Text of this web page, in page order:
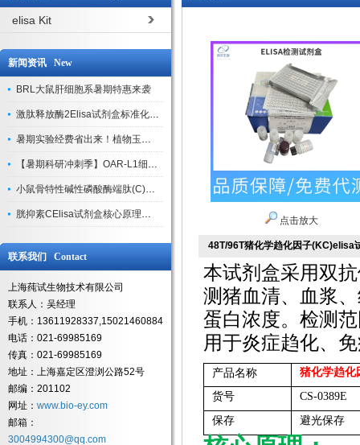
elisa Kit
新闻资讯 New
BRL大鼠肝细胞系暑期特惠来袭
激肽释放酶2Elisa试剂盒标准化实验操作与质控体系解析
暑期实验经费省出来！植物玉米索核苷（ZR ）elisa酶联免疫试剂盒
【暑期科研冲刺季】OAR-L1细胞专用培养基特惠，助力实验高效突破
小鼠骨特性碱性磷酸酶端肽(C)elisa试剂盒大促，骨科研人速囤
胱抑素CElisa试剂盒核心原理、产品特性与全流程操作规范详解
联系我们 Contact
上海莼试生物技术有限公司
联系人：吴经理
手机：13611928337,15021460884
电话：021-69985169
传真：021-69985169
地址：上海嘉定区澄浏公路52号
邮编：201102
网址： www.bio-ey.com
邮箱：
3004994300@qq.com
点击放大
48T/96T猪化学趋化因子(KC)elisa
本试剂盒采用双
测猪血清、血浆
蛋白浓度。检测
用于炎症趋化、
产品名称
猪化学趋化
货号
CS-0389E
保存
避光保存